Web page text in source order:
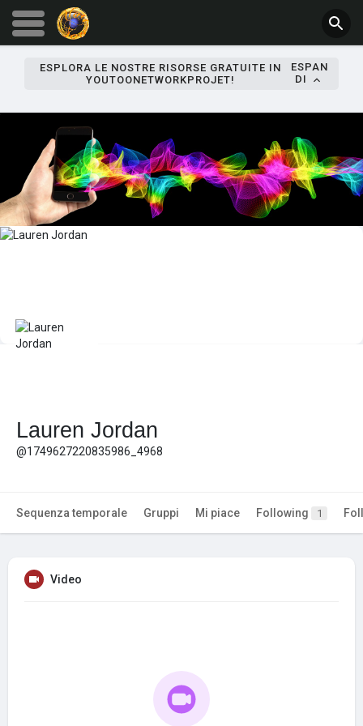
ESPLORA LE NOSTRE RISORSE GRATUITE IN
YOUTOONETWORKPROJET!
ESPAN
DI
Lauren Jordan
@1749627220835986_4968
Sequenza temporale Gruppi Mi piace Following 1
Video